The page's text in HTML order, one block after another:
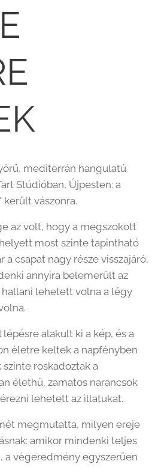
🌿
mediterrán hangulatú
Stúdióban, Újpesten: a
került vászonra.
az volt, hogy a megszokott
most szinte tapintható
a csapat nagy része visszajáró,
annyira belemerült az
lehetett volna a légy
😄
alakult ki a kép, és a
életre keltek a napfényben
roskadoztak a
élethű, zamatos narancsok
lehetett az illatukat. 🍊✨
megmutatta, milyen ereje
amikor mindenki teljes
a végeredmény egyszerűen